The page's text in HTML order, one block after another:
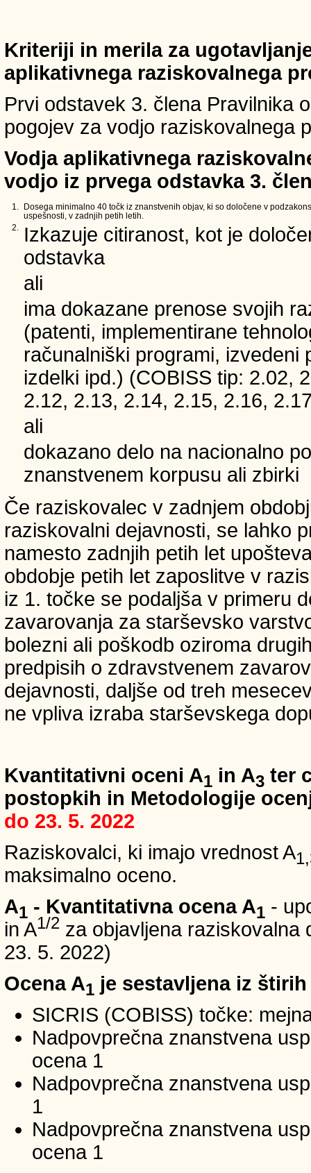
Kriteriji in merila za
aplikativnega raziskovalnega
Prvi odstavek 3. člena Pravilnika
pogojev za vodjo raziskovalnega
Vodja aplikativnega
vodjo iz prvega odstavka 3.
1.
Dosega minimalno 40 točk iz znanstvenih objav, ki so določene v
uspešnosti, v zadnjih petih letih.
2.
Izkazuje citiranost, kot je
odstavka
ali
ima dokazane prenose svojih
(patenti, implementirane
računalniški programi, izvedeni
izdelki ipd.) (COBISS tip: 2.02,
2.12, 2.13, 2.14, 2.15, 2.16,
ali
dokazano delo na nacionalno
znanstvenem korpusu ali zbirki
Če raziskovalec v zadnjem
raziskovalni dejavnosti, se lahko
namesto zadnjih petih let
obdobje petih let zaposlitve v
iz 1. točke se podaljša v primeru
zavarovanja za starševsko
bolezni ali poškodb oziroma
predpisih o zdravstvenem
dejavnosti, daljše od treh
ne vpliva izraba starševskega
Kvantitativni oceni A1 in A3 ter
postopkih in Metodologije
do 23. 5. 2022
Raziskovalci, ki imajo vrednost A
maksimalno oceno.
A1 - Kvantitativna ocena A1 -
in A1/2 za objavljena raziskovalna
23. 5. 2022)
Ocena A1 je sestavljena iz
SICRIS (COBISS) točke:
Nadpovprečna znanstvena
ocena 1
Nadpovprečna znanstvena
1
Nadpovprečna znanstvena
ocena 1